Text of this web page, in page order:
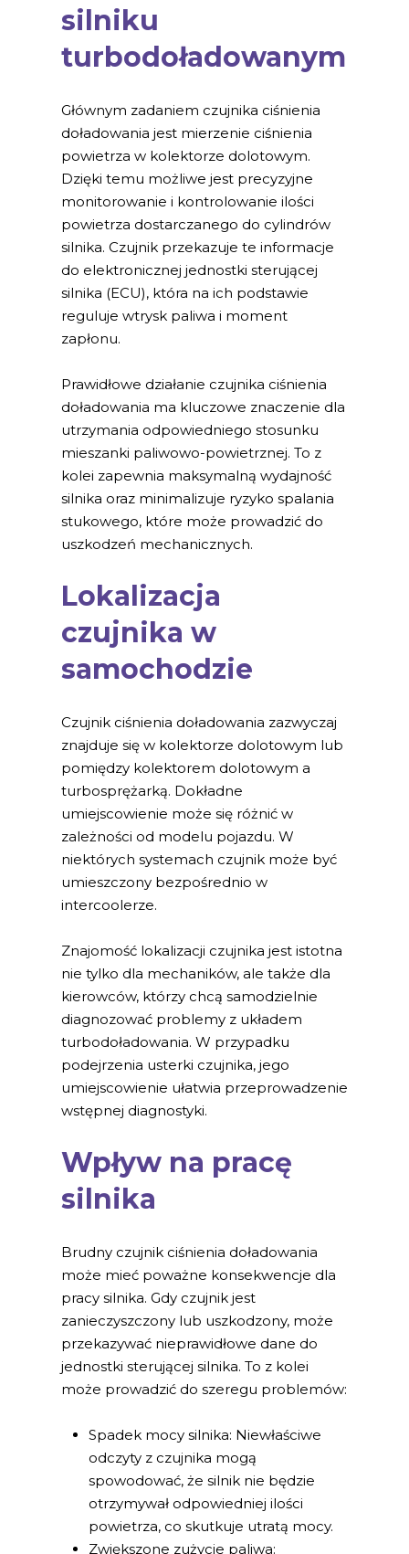
silniku
turbodoładowanym
Głównym zadaniem czujnika ciśnienia
doładowania jest mierzenie ciśnienia
powietrza w kolektorze dolotowym.
Dzięki temu możliwe jest precyzyjne
monitorowanie i kontrolowanie ilości
powietrza dostarczanego do cylindrów
silnika. Czujnik przekazuje te informacje
do elektronicznej jednostki sterującej
silnika (ECU), która na ich podstawie
reguluje wtrysk paliwa i moment
zapłonu.
Prawidłowe działanie czujnika ciśnienia
doładowania ma kluczowe znaczenie dla
utrzymania odpowiedniego stosunku
mieszanki paliwowo-powietrznej. To z
kolei zapewnia maksymalną wydajność
silnika oraz minimalizuje ryzyko spalania
stukowego, które może prowadzić do
uszkodzeń mechanicznych.
Lokalizacja
czujnika w
samochodzie
Czujnik ciśnienia doładowania zazwyczaj
znajduje się w kolektorze dolotowym lub
pomiędzy kolektorem dolotowym a
turbosprężarką. Dokładne
umiejscowienie może się różnić w
zależności od modelu pojazdu. W
niektórych systemach czujnik może być
umieszczony bezpośrednio w
intercoolerze.
Znajomość lokalizacji czujnika jest istotna
nie tylko dla mechaników, ale także dla
kierowców, którzy chcą samodzielnie
diagnozować problemy z układem
turbodoładowania. W przypadku
podejrzenia usterki czujnika, jego
umiejscowienie ułatwia przeprowadzenie
wstępnej diagnostyki.
Wpływ na pracę
silnika
Brudny czujnik ciśnienia doładowania
może mieć poważne konsekwencje dla
pracy silnika. Gdy czujnik jest
zanieczyszczony lub uszkodzony, może
przekazywać nieprawidłowe dane do
jednostki sterującej silnika. To z kolei
może prowadzić do szeregu problemów:
Spadek mocy silnika: Niewłaściwe
odczyty z czujnika mogą
spowodować, że silnik nie będzie
otrzymywał odpowiedniej ilości
powietrza, co skutkuje utratą mocy.
Zwiększone zużycie paliwa: